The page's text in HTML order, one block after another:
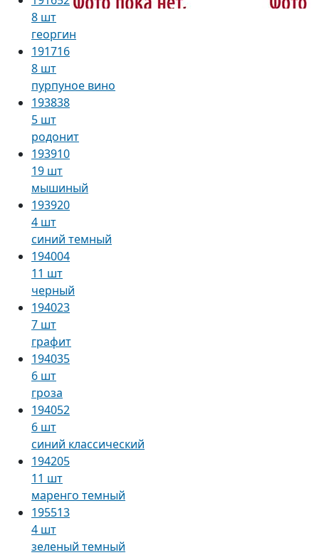
8 шт
георгин
191716
8 шт
пурпуное вино
193838
5 шт
родонит
193910
19 шт
мышиный
193920
4 шт
синий темный
194004
11 шт
черный
194023
7 шт
графит
194035
6 шт
гроза
194052
6 шт
синий классический
194205
11 шт
маренго темный
195513
4 шт
зеленый темный